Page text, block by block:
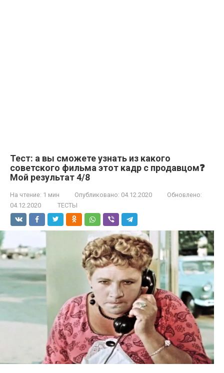
Тест: а вы сможете узнать из какого
советского фильма этот кадр с продавцом❓
Мой результат 4/8
На чтение: 1 мин Опубликовано: 04.12.2020
Обновлено:
04.12.2020
ТЕСТЫ